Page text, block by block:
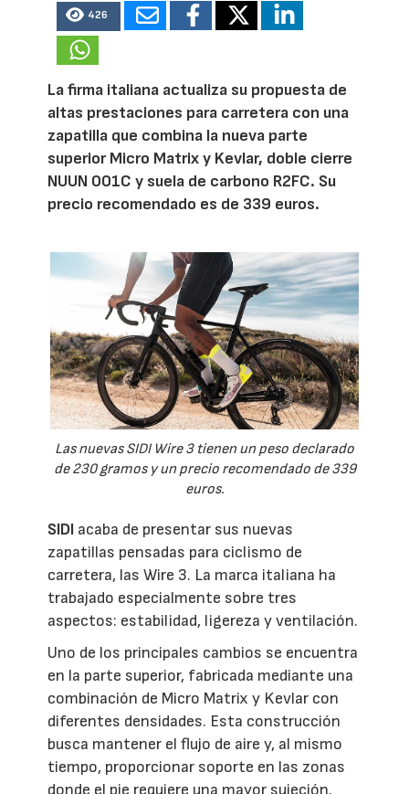
426
La firma italiana actualiza su propuesta de
altas prestaciones para carretera con una
zapatilla que combina la nueva parte
superior Micro Matrix y Kevlar, doble cierre
NUUN 001C y suela de carbono R2FC. Su
precio recomendado es de 339 euros.
Las nuevas SIDI Wire 3 tienen un peso declarado
de 230 gramos y un precio recomendado de 339
euros.
SIDI acaba de presentar sus nuevas
zapatillas pensadas para ciclismo de
carretera, las Wire 3. La marca italiana ha
trabajado especialmente sobre tres
aspectos: estabilidad, ligereza y ventilación.
Uno de los principales cambios se encuentra
en la parte superior, fabricada mediante una
combinación de Micro Matrix y Kevlar con
diferentes densidades. Esta construcción
busca mantener el flujo de aire y, al mismo
tiempo, proporcionar soporte en las zonas
donde el pie requiere una mayor sujeción.